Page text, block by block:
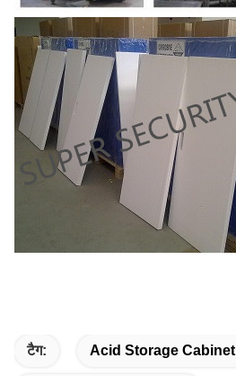
टैग: Acid Storage Cabinet